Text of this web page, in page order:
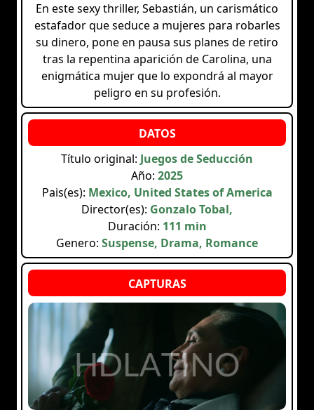
En este sexy thriller, Sebastián, un carismático
estafador que seduce a mujeres para robarles
su dinero, pone en pausa sus planes de retiro
tras la repentina aparición de Carolina, una
enigmática mujer que lo expondrá al mayor
peligro en su profesión.
Título original: Juegos de Seducción
Año: 2025
Pais(es): Mexico, United States of America
Director(es): Gonzalo Tobal,
Duración: 111 min
Genero: Suspense, Drama, Romance